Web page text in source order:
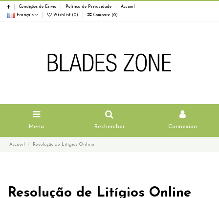
Condições de Envio Política de Privacidade Accueil
Français Wishlist (0) Compare (0)
Menu Rechercher Connexion
Accueil Resolução de Litígios Online
Resolução de Litígios Online